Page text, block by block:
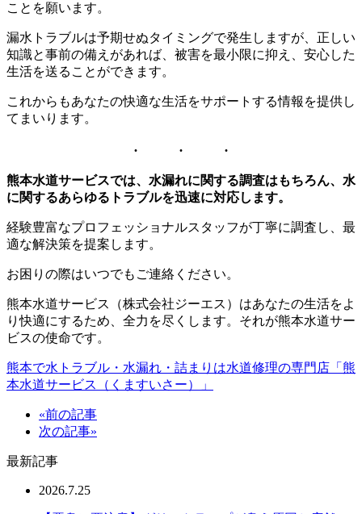
ことを願います。
漏水トラブルは予期せぬタイミングで発生しますが、正しい
知識と事前の備えがあれば、被害を最小限に抑え、安心した
生活を送ることができます。
これからもあなたの快適な生活をサポートする情報を提供し
てまいります。
熊本水道サービスでは、水漏れに関する調査はもちろん、水
に関するあらゆるトラブルを迅速に対応します。
経験豊富なプロフェッショナルスタッフが丁寧に調査し、最
適な解決策を提案します。
お困りの際はいつでもご連絡ください。
熊本水道サービス（株式会社ジーエス）はあなたの生活をよ
り快適にするため、全力を尽くします。それが熊本水道サー
ビスの使命です。
熊本で水トラブル・水漏れ・詰まりは水道修理の専門店「熊
本水道サービス（くますいさー）」
«前の記事
次の記事»
最新記事
2026.7.25